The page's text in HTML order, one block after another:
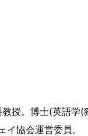
授。博士(英語
協会運営委員。